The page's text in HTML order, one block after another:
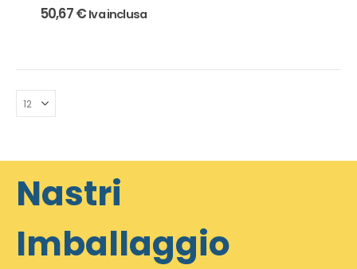
50,67€ Iva inclusa
Nastri
Imballaggio